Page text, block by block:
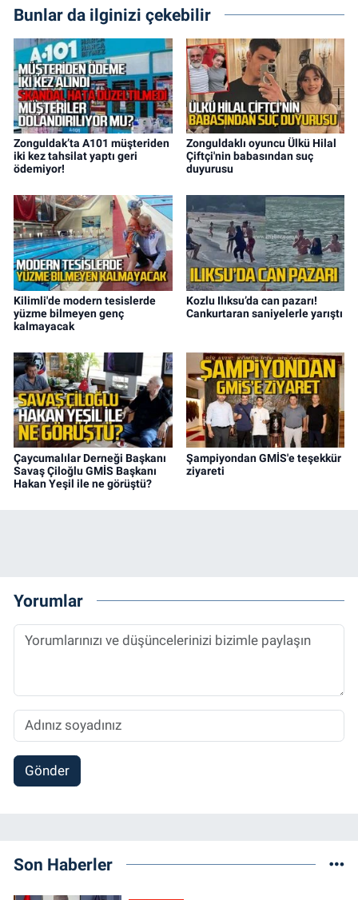
Bunlar da ilginizi çekebilir
Zonguldak’ta A101 müşteriden
iki kez tahsilat yaptı geri
ödemiyor!
Zonguldaklı oyuncu Ülkü Hilal
Çiftçi'nin babasından suç
duyurusu
Kilimli'de modern tesislerde
yüzme bilmeyen genç
kalmayacak
Kozlu Ilıksu’da can pazarı!
Cankurtaran saniyelerle yarıştı
Çaycumalılar Derneği Başkanı
Savaş Çiloğlu GMİS Başkanı
Hakan Yeşil ile ne görüştü?
Şampiyondan GMİS'e teşekkür
ziyareti
Yorumlar
Gönder
Son Haberler